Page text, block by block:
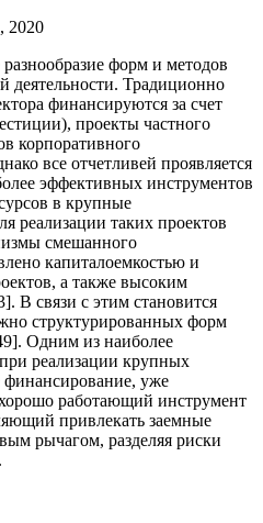
2020
форм и методов
деятельности. Традиционно
финансируются за счет
проекты частного
корпоративного
все отчетливей проявляется
эффективных инструментов
в крупные
реализации таких проектов
смешанного
капиталоемкостью и
а также высоким
В связи с этим становится
структурированных форм
Одним из наиболее
реализации крупных
финансирование, уже
работающий инструмент
привлекать заемные
рычагом, разделяя риски